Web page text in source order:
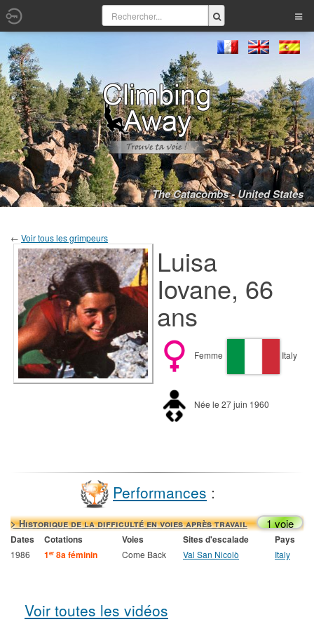
The Catacombs - United States
← Voir tous les grimpeurs
Luisa
Iovane, 66
ans
Femme Italy
Née le 27 juin 1960
Performances :
> Historique de la difficulté en voies après travail 1 voie
Dates Cotations Voies Sites d'escalade Pays
1986 1er 8a féminin Come Back Val San Nicolò Italy
Voir toutes les vidéos